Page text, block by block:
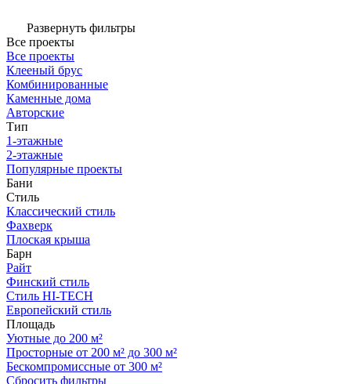
Развернуть фильтры
Все проекты
Все проекты
Клееный брус
Комбинированные
Каменные дома
Авторские
Тип
1-этажные
2-этажные
Популярные проекты
Бани
Стиль
Классический стиль
Фахверк
Плоская крыша
Барн
Райт
Финский стиль
Стиль HI-TECH
Европейский стиль
Площадь
Уютные до 200 м²
Просторные от 200 м² до 300 м²
Бескомпромиссные от 300 м²
Сбросить фильтры